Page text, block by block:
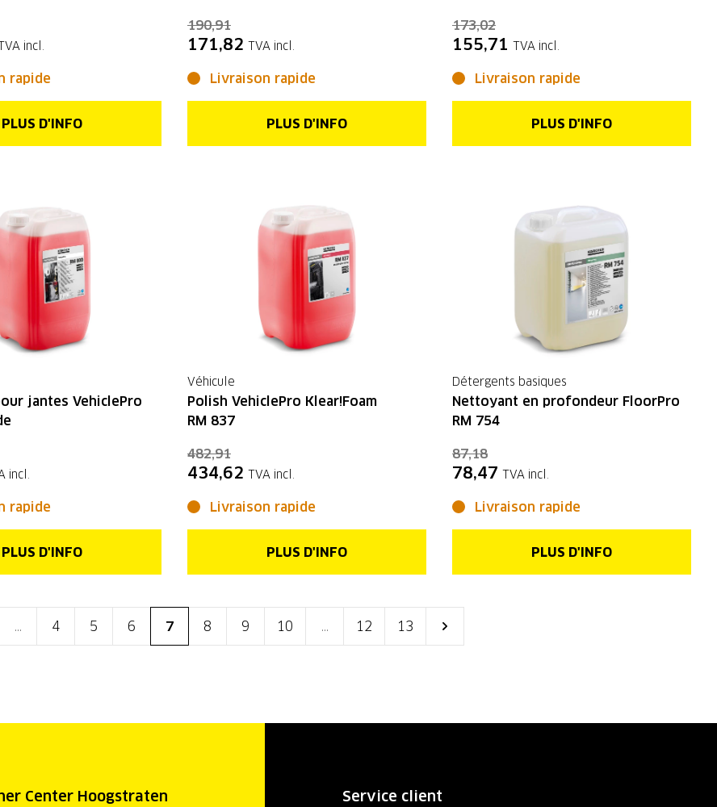
incl.
rapide
PLUS D'INFO
190,91
171,82 TVA incl.
Livraison rapide
PLUS D'INFO
173,02
155,71 TVA incl.
Livraison rapide
PLUS D'INFO
jantes VehiclePro
incl.
rapide
PLUS D'INFO
Véhicule
Polish VehiclePro Klear!Foam
RM 837
482,91
434,62 TVA incl.
Livraison rapide
PLUS D'INFO
Détergents basiques
Nettoyant en profondeur FloorPro
RM 754
87,18
78,47 TVA incl.
Livraison rapide
PLUS D'INFO
... 4 5 6 7 8 9 10 ... 12 13
Center Hoogstraten Service client